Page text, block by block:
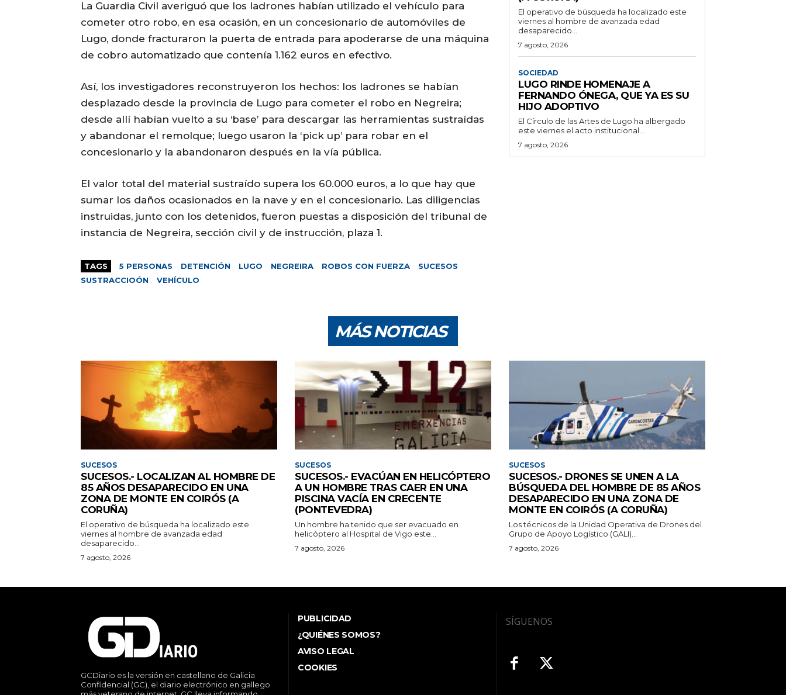
La Guardia Civil averiguó que los ladrones habían utilizado el vehículo para
cometer otro robo, en esa ocasión, en un concesionario de automóviles de
Lugo, donde fracturaron la puerta de entrada para apoderarse de una máquina
de cobro automatizado que contenía 1.162 euros en efectivo.
Así, los investigadores reconstruyeron los hechos: los ladrones se habían
desplazado desde la provincia de Lugo para cometer el robo en Negreira;
desde allí habían vuelto a su ‘base’ para descargar las herramientas sustraídas
y abandonar el remolque; luego usaron la ‘pick up’ para robar en el
concesionario y la abandonaron después en la vía pública.
El valor total del material sustraído supera los 60.000 euros, a lo que hay que
sumar los daños ocasionados en la nave y en el concesionario. Las diligencias
instruidas, junto con los detenidos, fueron puestas a disposición del tribunal de
instancia de Negreira, sección civil y de instrucción, plaza 1.
TAGS 5 PERSONAS DETENCIÓN LUGO NEGREIRA ROBOS CON FUERZA
SUCESOS
SUSTRACCIOÓN
VEHÍCULO
El operativo de búsqueda ha localizado este
viernes al hombre de avanzada edad
desaparecido...
7 agosto, 2026
SOCIEDAD
LUGO RINDE HOMENAJE A
FERNANDO ÓNEGA, QUE YA ES SU
HIJO ADOPTIVO
El Círculo de las Artes de Lugo ha albergado
este viernes el acto institucional...
7 agosto, 2026
MÁS NOTICIAS
SUCESOS
SUCESOS.- LOCALIZAN AL HOMBRE DE
85 AÑOS DESAPARECIDO EN UNA
ZONA DE MONTE EN COIRÓS (A
CORUÑA)
El operativo de búsqueda ha localizado este
viernes al hombre de avanzada edad
desaparecido...
7 agosto, 2026
SUCESOS
SUCESOS.- EVACÚAN EN HELICÓPTERO
A UN HOMBRE TRAS CAER EN UNA
PISCINA VACÍA EN CRECENTE
(PONTEVEDRA)
Un hombre ha tenido que ser evacuado en
helicóptero al Hospital de Vigo este...
7 agosto, 2026
SUCESOS
SUCESOS.- DRONES SE UNEN A LA
BÚSQUEDA DEL HOMBRE DE 85 AÑOS
DESAPARECIDO EN UNA ZONA DE
MONTE EN COIRÓS (A CORUÑA)
Los técnicos de la Unidad Operativa de Drones del
Grupo de Apoyo Logístico (GALI)...
7 agosto, 2026
GCDiario es la versión en castellano de Galicia
Confidencial (GC), el diario electrónico en gallego
PUBLICIDAD
¿QUIÉNES SOMOS?
AVISO LEGAL
COOKIES
SÍGUENOS